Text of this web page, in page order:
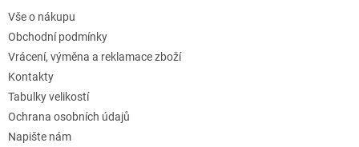
Vše o nákupu
Obchodní podmínky
Vrácení, výměna a reklamace zboží
Kontakty
Tabulky velikostí
Ochrana osobních údajů
Napište nám